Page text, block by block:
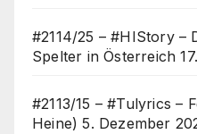
#2114/25 – #HIStory –
Spelter in Österreich
#2113/15 – #Tulyrics –
Heine) 5. Dezember